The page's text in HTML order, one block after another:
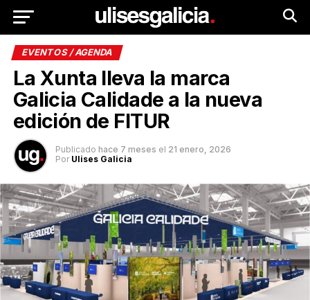
EVENTOS / AGENDA
La Xunta lleva la marca
Galicia Calidade a la nueva
edición de FITUR
Publicado hace 7 meses el 21 enero, 2026
Por Ulises Galicia